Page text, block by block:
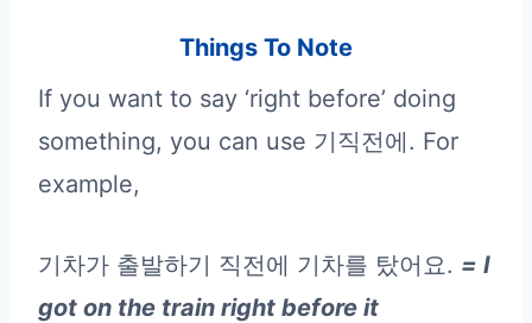
Things To Note
If you want to say ‘right before’ doing
something, you can use 기직전에. For
example,
기차가 출발하기 직전에 기차를 탔어요. = I
got on the train right before it